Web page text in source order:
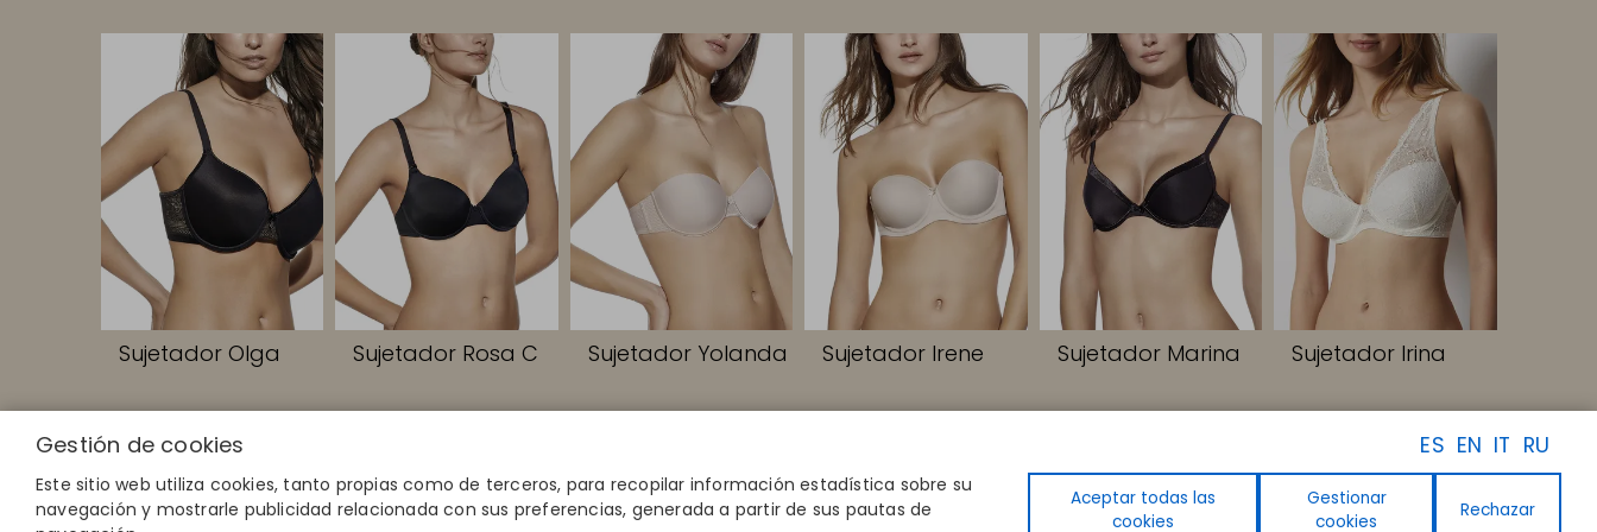
Sujetador Olga Sujetador Rosa C Sujetador Yolanda Sujetador Irene Sujetador Marina Sujetador Irina
ES EN IT RU
Gestión de cookies
Este sitio web utiliza cookies, tanto propias como de terceros, para recopilar información estadística sobre su
navegación y mostrarle publicidad relacionada con sus preferencias, generada a partir de sus pautas de
Aceptar todas las
cookies
Gestionar
cookies
Rechazar
Encuentra tu tienda
Únete al directorio
+34 948 14 58 90
disintex@disintex.es
Conócenos
Editoriales
Facebook
Instagram